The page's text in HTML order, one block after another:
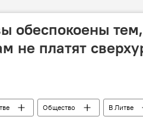
обеспокоены
не платят
Общество В Литве